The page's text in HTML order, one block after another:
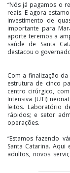
“Nós já pagamos o
reais. E agora
investimento de
importante para
aporte teremos a
saúde de Santa
destacou o
Com a finalização
estrutura de cinco
centro cirúrgico,
Intensiva (UTI)
leitos. Laboratório
rápidos; e setor
operações.
“Estamos fazendo
Santa Catarina.
adultos, novos
prefeitura com um